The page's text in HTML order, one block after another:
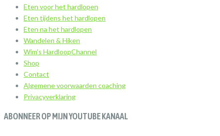
Eten voor het hardlopen
Eten tijdens het hardlopen
Eten na het hardlopen
Wandelen & Hiken
Wim’s HardloopChannel
Shop
Contact
Algemene voorwaarden coaching
Privacyverklaring
ABONNEER OP MIJN YOUTUBE KANAAL